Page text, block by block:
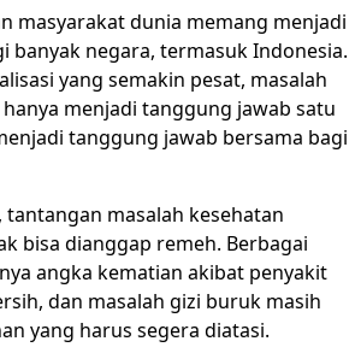
masyarakat dunia memang menjadi
banyak negara, termasuk Indonesia.
yang semakin pesat, masalah
menjadi tanggung jawab satu
tanggung jawab bersama bagi
masalah kesehatan
bisa dianggap remeh. Berbagai
angka kematian akibat penyakit
dan masalah gizi buruk masih
yang harus segera diatasi.